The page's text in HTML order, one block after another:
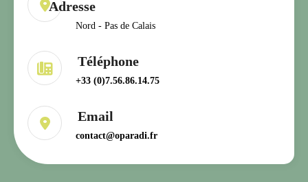
Nord - Pas de Calais
+33 (0)7.56.86.14.75
contact@oparadi.fr